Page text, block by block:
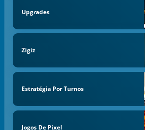
Upgrades
Zigiz
Estratégia Por Turnos
Jogos De Pixel